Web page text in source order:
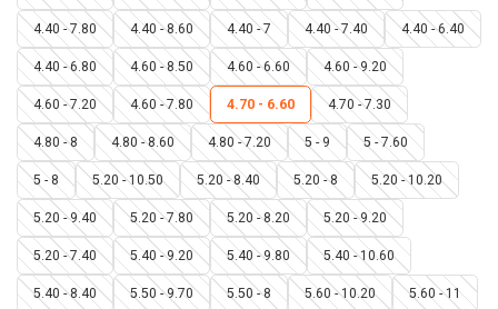
4.40 - 7.80 4.40 - 8.60 4.40 - 7 4.40 - 7.40 4.40 - 6.40
4.40 - 6.80 4.60 - 8.50 4.60 - 6.60 4.60 - 9.20
4.60 - 7.20 4.60 - 7.80 4.70 - 6.60 4.70 - 7.30
4.80 - 8 4.80 - 8.60 4.80 - 7.20 5 - 9 5 - 7.60
5 - 8 5.20 - 10.50 5.20 - 8.40 5.20 - 8 5.20 - 10.20
5.20 - 9.40 5.20 - 7.80 5.20 - 8.20 5.20 - 9.20
5.20 - 7.40 5.40 - 9.20 5.40 - 9.80 5.40 - 10.60
5.40 - 8.40 5.50 - 9.70 5.50 - 8 5.60 - 10.20 5.60 - 11